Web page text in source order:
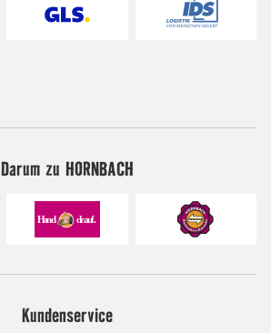
Darum zu HORNBACH
Kundenservice